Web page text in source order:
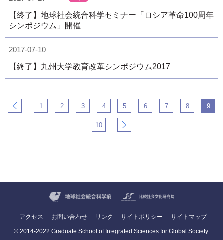
【終了】地球社会統合科学セミナー「ロシア革命100周年
シンポジウム」開催
2017-07-10
【終了】九州大学教育改革シンポジウム2017
1 2 3 4 5 6 7 8 9
10
アクセス お問い合わせ リンク サイトポリシー サイトマップ
© 2014-2022 Graduate School of Integrated Sciences for Global Society.